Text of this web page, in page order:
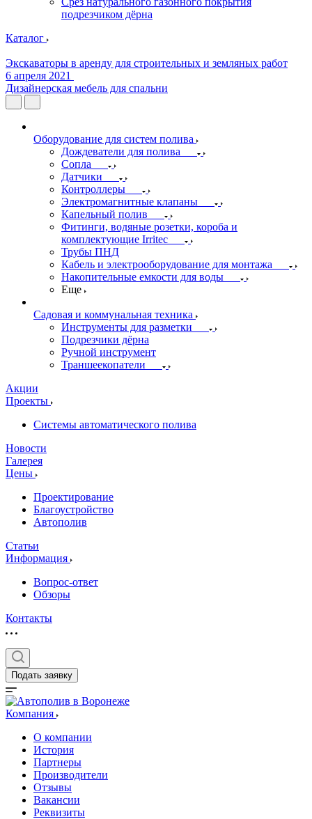
подрезчиком дёрна
Каталог
Экскаваторы в аренду для строительных и земляных работ
6 апреля 2021
Дизайнерская мебель для спальни
Оборудование для систем полива
Дождеватели для полива
Сопла
Датчики
Контроллеры
Электромагнитные клапаны
Капельный полив
Фитинги, водяные розетки, короба и
комплектующие Irritec
Трубы ПНД
Кабель и электрооборудование для монтажа
Накопительные емкости для воды
Еще
Садовая и коммунальная техника
Инструменты для разметки
Подрезчики дёрна
Ручной инструмент
Траншеекопатели
Акции
Проекты
Системы автоматического полива
Новости
Галерея
Цены
Проектирование
Благоустройство
Автополив
Статьи
Информация
Вопрос-ответ
Обзоры
Контакты
Подать заявку
Компания
О компании
История
Партнеры
Производители
Отзывы
Вакансии
Реквизиты